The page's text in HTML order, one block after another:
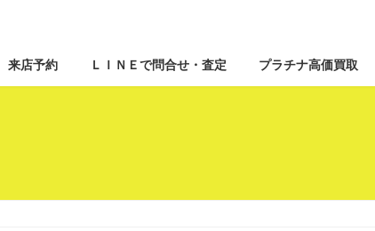
来店予約 ＬＩＮＥで問合せ・査定 プラチナ高価買取